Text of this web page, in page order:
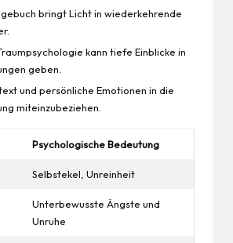
bringt Licht in wiederkehrende
kann tiefe Einblicke in
geben.
und persönliche Emotionen in die
miteinzubeziehen.
Psychologische Bedeutung
Selbstekel, Unreinheit
Unterbewusste Ängste und
Unruhe